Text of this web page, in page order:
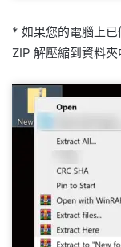
* 如果您的電腦上
ZIP 解壓縮到資料